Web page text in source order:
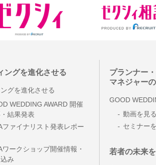
ングを進化させる
グを進化させる
WEDDING AWARD 開催
結果発表
ファイナリスト発表レポー
ワークショップ開催情報・
み
プランナー
マネジャー
GOOD
動画を見る
セミナー
若者の未来